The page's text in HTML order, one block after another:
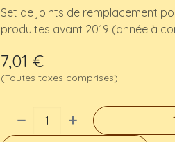
Set de joints de remplacement
produites avant 2019 (année à
7,01 €
(Toutes taxes comprises)